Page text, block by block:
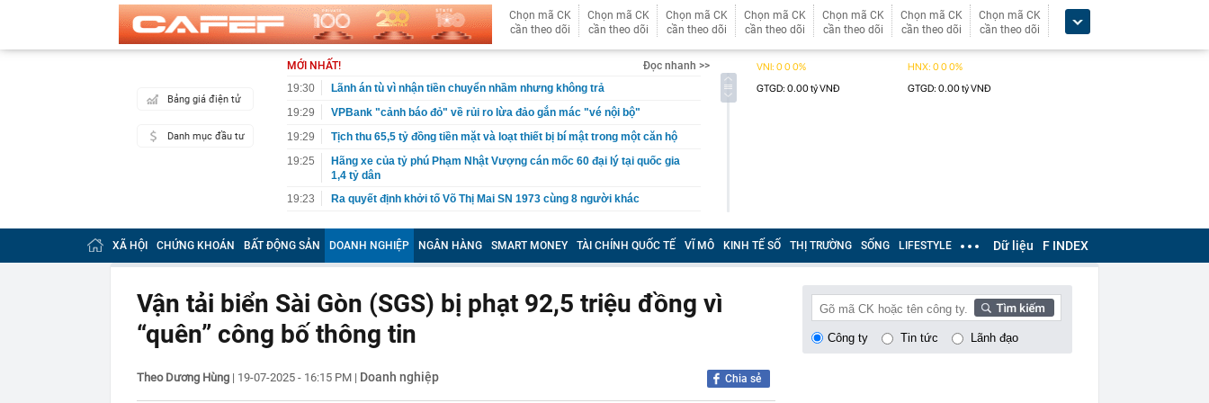
Chọn mã CK
cần theo dõi
Chọn mã CK
cần theo dõi
Chọn mã CK
cần theo dõi
Chọn mã CK
cần theo dõi
Chọn mã CK
cần theo dõi
Chọn mã CK
cần theo dõi
Chọn mã CK
cần theo dõi
Bảng giá điện tử
Danh mục đầu tư
MỚI NHẤT!
Đọc nhanh >>
19:30
Lãnh án tù vì nhận tiền chuyển nhầm nhưng không trả
19:29
VPBank "cảnh báo đỏ" về rủi ro lừa đảo gắn mác "vé nội bộ"
19:29
Tịch thu 65,5 tỷ đồng tiền mặt và loạt thiết bị bí mật trong một căn hộ
19:25
Hãng xe của tỷ phú Phạm Nhật Vượng cán mốc 60 đại lý tại quốc gia
1,4 tỷ dân
19:23
Ra quyết định khởi tố Võ Thị Mai SN 1973 cùng 8 người khác
19:18
Nóng: Khám xét nơi ở của Huấn Hoa Hồng
19:15
Lãi suất ngân hàng 6/8 tại Agribank, Vietcombank, BIDV, VietinBank,
MB, Sacombank, HDBank,...
Công ty con của HAGL chốt thời gian IPO 18,8 triệu cổ phiếu
19:10
Suzuki Burgman 400 ABS trình làng bản nâng cấp tương thích xăng
E10, gây sức ép lên Honda SH350i và Yamaha XMAX 300
XÃ HỘI CHỨNG KHOÁN BẤT ĐỘNG SẢN DOANH NGHIỆP NGÂN HÀNG SMART MONEY TÀI CHÍNH QUỐC TẾ VĨ MÔ KINH TẾ SỐ THỊ TRƯỜNG SỐNG LIFESTYLE Dữ liệu F INDEX
Vận tải biển Sài Gòn (SGS) bị phạt 92,5 triệu đồng vì
“quên” công bố thông tin
Theo Dương Hùng | 19-07-2025 - 16:15 PM | Doanh nghiệp Chia sẻ
Công ty Tin tức Lãnh đạo